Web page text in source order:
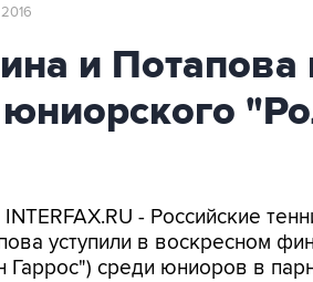
и Потапова
- Российские
уступили в воскресном
Гаррос") среди юниоров в